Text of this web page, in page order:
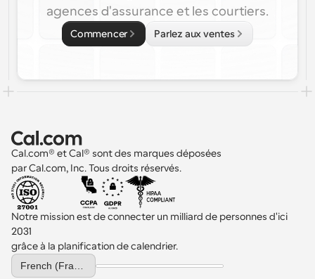
agences d'assurance et les courtiers.
Commencer Parlez aux ventes
Cal.com® et Cal® sont des marques déposées
par Cal.com, Inc. Tous droits réservés.
Notre mission est de connecter un milliard de personnes d'ici
2031
grâce à la planification de calendrier.
Select Language